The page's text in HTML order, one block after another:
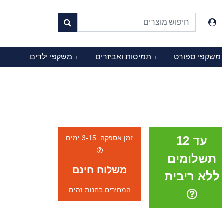
משקפי ספורט תמיסות ואביזרים + משקפי ילדים +
עד 12
תשלומים
ללא ריבית
זמן אספקה: 3-15 ימים
משלוח חינם
המחירים בחנות זהים